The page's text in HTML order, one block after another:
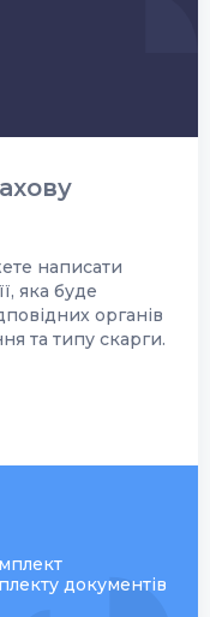
написати
яка буде
органів
та типу скарги.
документів